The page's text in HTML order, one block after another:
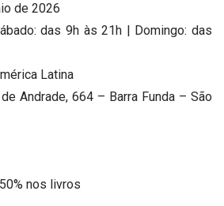
de 2026
das 9h às 21h | Domingo: das
Latina
Andrade, 664 – Barra Funda – São
nos livros